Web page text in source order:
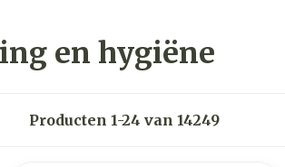
en hygiëne
Producten 1-24 van 14249